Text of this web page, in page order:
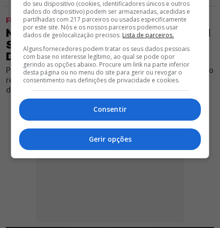
FUTEBOL
NEGÓCIO FECHADO! JHON DURÁN VAI
SER DO BENFICA; CONFIRA OS
DETALHES
Ponta de lança do Al Nassr prepara-se para ser o quarto
reforço do Clube vermelho e branco para a temporada
desportiva 2026/27
do seu dispositivo (cookies, identificadores únicos e outros
dados do dispositivo) podem ser armazenadas, acedidas e
partilhadas com 217 parceiros ou usadas especificamente
por este site. Nós e os nossos parceiros podemos usar
dados de geolocalização precisos. Lista de parceiros.
Alguns fornecedores podem tratar os seus dados pessoais
com base no interesse legítimo, ao qual se pode opor
gerindo as opções abaixo. Procure um link na parte inferior
desta página ou no menu do site para gerir ou revogar o
consentimento nas definições de privacidade e cookies.
Consentir
Gerir opções